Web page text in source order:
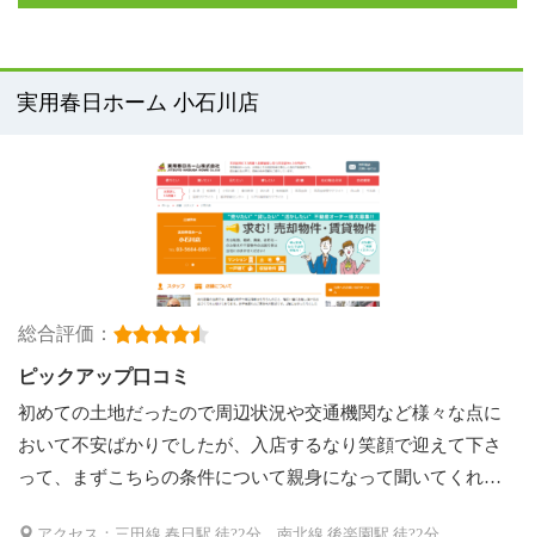
実用春日ホーム 小石川店
総合評価：
ピックアップ口コミ
初めての土地だったので周辺状況や交通機関など様々な点に
おいて不安ばかりでしたが、入店するなり笑顔で迎えて下さ
って、まずこちらの条件について親身になって聞いてくれ…